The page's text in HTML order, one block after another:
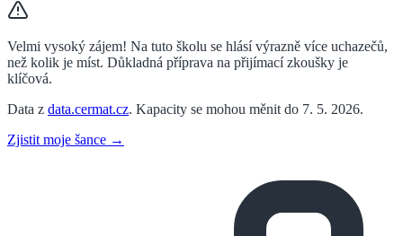
Velmi vysoký zájem! Na tuto školu se hlásí výrazně více uchazečů,
než kolik je míst. Důkladná příprava na přijímací zkoušky je
klíčová.
Data z data.cermat.cz. Kapacity se mohou měnit do 7. 5. 2026.
Zjistit moje šance →